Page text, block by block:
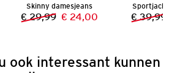
Skinny damesjeans
Vorige prijs:
€ 29,99 Nieuwe prijs:
€ 24,00
Sportjack
€ 39,99
ook interessant kunnen